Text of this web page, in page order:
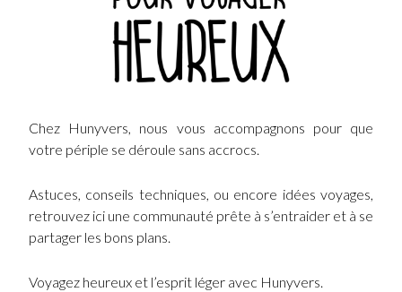
Chez Hunyvers, nous vous accompagnons pour que
votre périple se déroule sans accrocs.
Astuces, conseils techniques, ou encore idées voyages,
retrouvez ici une communauté prête à s’entraider et à se
partager les bons plans.
Voyagez heureux et l’esprit léger avec Hunyvers.